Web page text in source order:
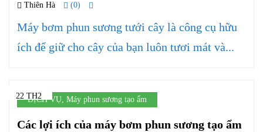
Thiên Hà (0)
Máy bơm phun sương tưới cây là công cụ hữu
ích để giữ cho cây của bạn luôn tươi mát và...
22 TH2DỊCH VỤ, Máy phun sương tạo ẩm
Các lợi ích của máy bơm phun sương tạo ẩm